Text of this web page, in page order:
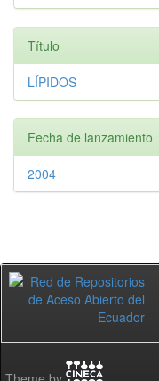
Título
LÍPIDOS
Fecha de lanzamiento
2004